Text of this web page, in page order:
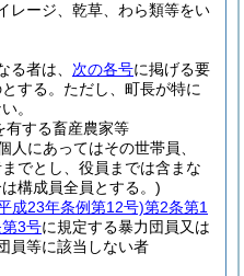
レージ、乾草、わら類等をい
る者は、 次の各号に掲げる要
する。 ただし、町長が特に
。
有する畜産農家等
人にあってはその世帯員、
でとし、役員までは含まな
構成員全員とする。)
成23年条例第12号)第2条第1
3号に規定する暴力団員又は
員等に該当しない者